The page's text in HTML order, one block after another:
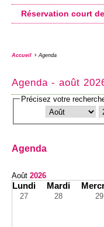
Réservation court
Accueil Agenda
Agenda - août
Précisez votre
Agenda
Août 2026
Lundi Mardi
27 28 29